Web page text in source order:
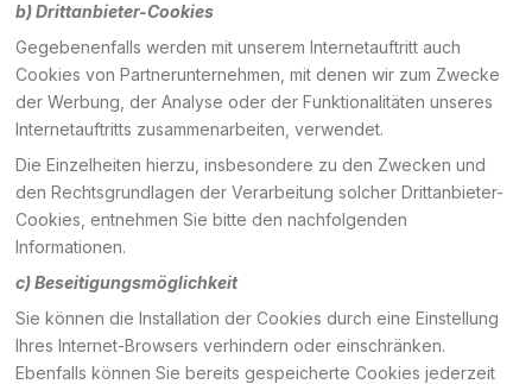
b) Drittanbieter-Cookies
Gegebenenfalls werden mit unserem Internetauftritt auch
Cookies von Partnerunternehmen, mit denen wir zum Zwecke
der Werbung, der Analyse oder der Funktionalitäten unseres
Internetauftritts zusammenarbeiten, verwendet.
Die Einzelheiten hierzu, insbesondere zu den Zwecken und
den Rechtsgrundlagen der Verarbeitung solcher Drittanbieter-
Cookies, entnehmen Sie bitte den nachfolgenden
Informationen.
c) Beseitigungsmöglichkeit
Sie können die Installation der Cookies durch eine Einstellung
Ihres Internet-Browsers verhindern oder einschränken.
Ebenfalls können Sie bereits gespeicherte Cookies jederzeit